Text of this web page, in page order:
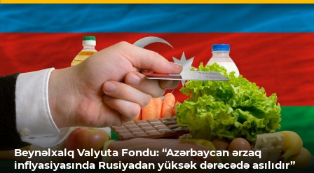
Beynəlxalq Valyuta Fondu: “Azərbaycan ərzaq
inflyasiyasında Rusiyadan yüksək dərəcədə asılıdır”